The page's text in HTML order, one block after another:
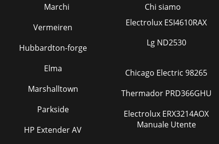
Marchi
Chi siamo
Vermeiren
Hubbardton-forge
Elma
Marshalltown
Parkside
HP Extender AV
Electrolux ESI4610RAX
Lg ND2530
Chicago Electric 98265
Thermador PRD366GHU
Electrolux ERX3214AOX
Manuale Utente